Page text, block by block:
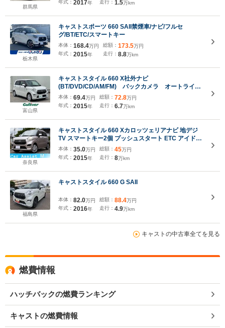
群馬県
年式： 2017年
走行： 1.5万km
栃木県
キャストスポーツ 660 SAII禁煙車/ナビ/フルセ
グ/BT/ETC/スマートキー
本体： 168.4万円
年式： 2015年
総額： 173.5万円
走行： 8.8万km
富山県
キャストスタイル 660 X社外ナビ
(BT/DVD/CD/AM/FM) バックカメラ オートライ
ト スマートキー プッシュスタート ドアバイザ
ー アイドリングストップ 取扱説明書/保証書
本体： 69.4万円
年式： 2015年
総額： 72.8万円
走行： 6.7万km
奈良県
キャストスタイル 660 Xカロッツェリアナビ 地デジ
TV スマートキー2個 プッシュスタート ETC アイドリ
ングストップ オートエアコン
本体： 35.0万円
年式： 2015年
総額： 45万円
走行： 8万km
福島県
キャストスタイル 660 G SAII
本体： 82.0万円
年式： 2016年
総額： 88.4万円
走行： 4.9万km
キャストの中古車全てを見る
燃費情報
ハッチバックの燃費ランキング
キャストの燃費情報